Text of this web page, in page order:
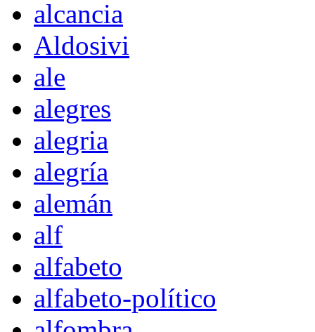
alcancia
Aldosivi
ale
alegres
alegria
alegría
alemán
alf
alfabeto
alfabeto-político